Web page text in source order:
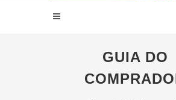
GUIA DO